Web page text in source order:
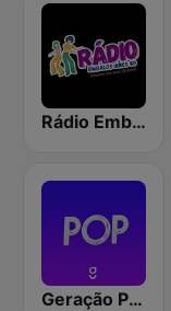
Rádio Embalos Anos 80
Geração POP